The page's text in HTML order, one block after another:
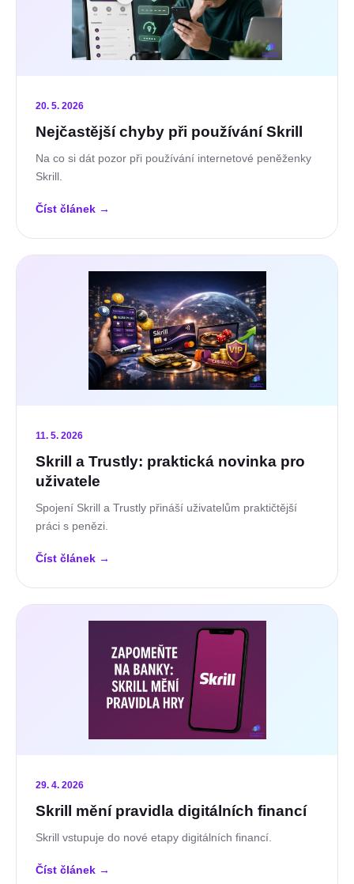
20. 5. 2026
Nejčastější chyby při používání Skrill
Na co si dát pozor při používání internetové peněženky
Skrill.
Číst článek →
11. 5. 2026
Skrill a Trustly: praktická novinka pro
uživatele
Spojení Skrill a Trustly přináší uživatelům praktičtější
práci s penězi.
Číst článek →
29. 4. 2026
Skrill mění pravidla digitálních financí
Skrill vstupuje do nové etapy digitálních financí.
Číst článek →